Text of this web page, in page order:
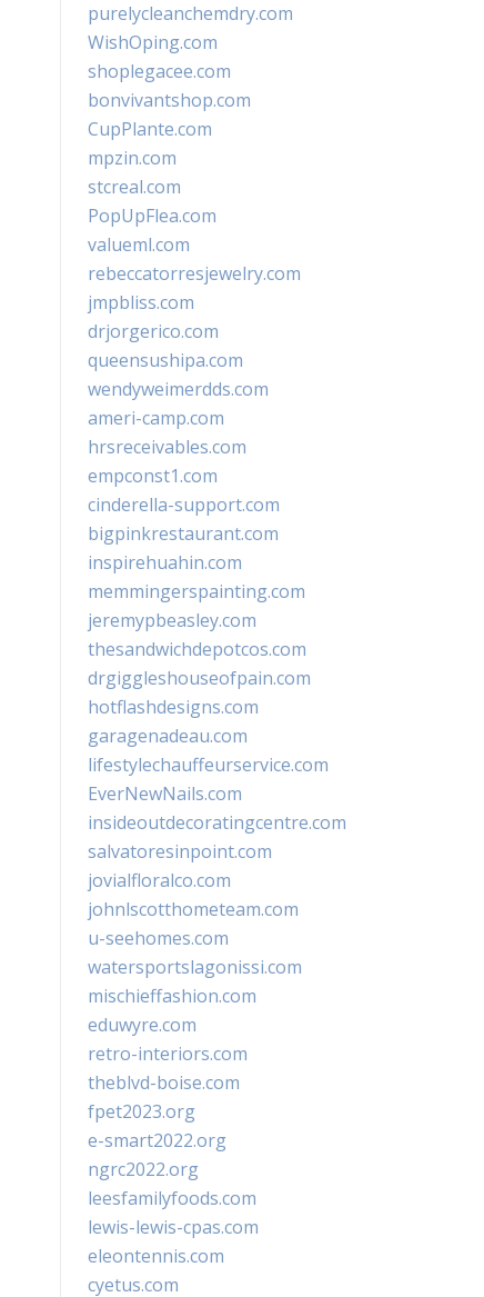
purelycleanchemdry.com
WishOping.com
shoplegacee.com
bonvivantshop.com
CupPlante.com
mpzin.com
stcreal.com
PopUpFlea.com
valueml.com
rebeccatorresjewelry.com
jmpbliss.com
drjorgerico.com
queensushipa.com
wendyweimerdds.com
ameri-camp.com
hrsreceivables.com
empconst1.com
cinderella-support.com
bigpinkrestaurant.com
inspirehuahin.com
memmingerspainting.com
jeremypbeasley.com
thesandwichdepotcos.com
drgiggleshouseofpain.com
hotflashdesigns.com
garagenadeau.com
lifestylechauffeurservice.com
EverNewNails.com
insideoutdecoratingcentre.com
salvatoresinpoint.com
jovialfloralco.com
johnlscotthometeam.com
u-seehomes.com
watersportslagonissi.com
mischieffashion.com
eduwyre.com
retro-interiors.com
theblvd-boise.com
fpet2023.org
e-smart2022.org
ngrc2022.org
leesfamilyfoods.com
lewis-lewis-cpas.com
eleontennis.com
cyetus.com